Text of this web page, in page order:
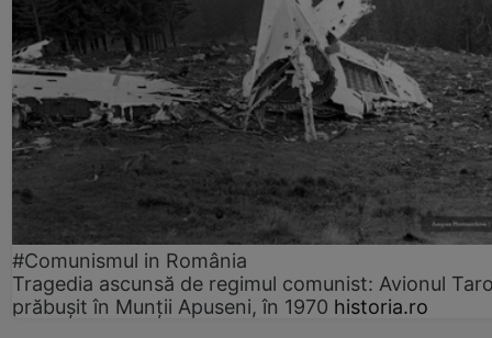
#Comunismul in România
Tragedia ascunsă de regimul comunist: Avionul
prăbușit în Munții Apuseni, în 1970 historia.ro